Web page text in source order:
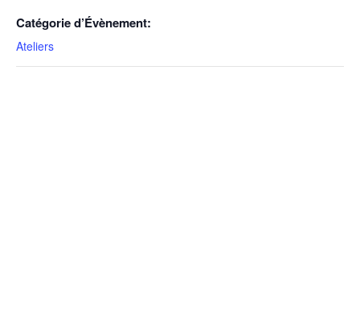
Catégorie d’Évènement:
Ateliers